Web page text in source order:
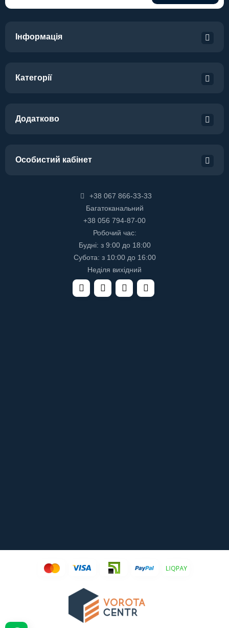
Інформація
Категорії
Додатково
Особистий кабінет
+38 067 866-33-33
Багатоканальний
+38 056 794-87-00
Робочий час:
Будні: з 9:00 до 18:00
Субота: з 10:00 до 16:00
Неділя вихідний